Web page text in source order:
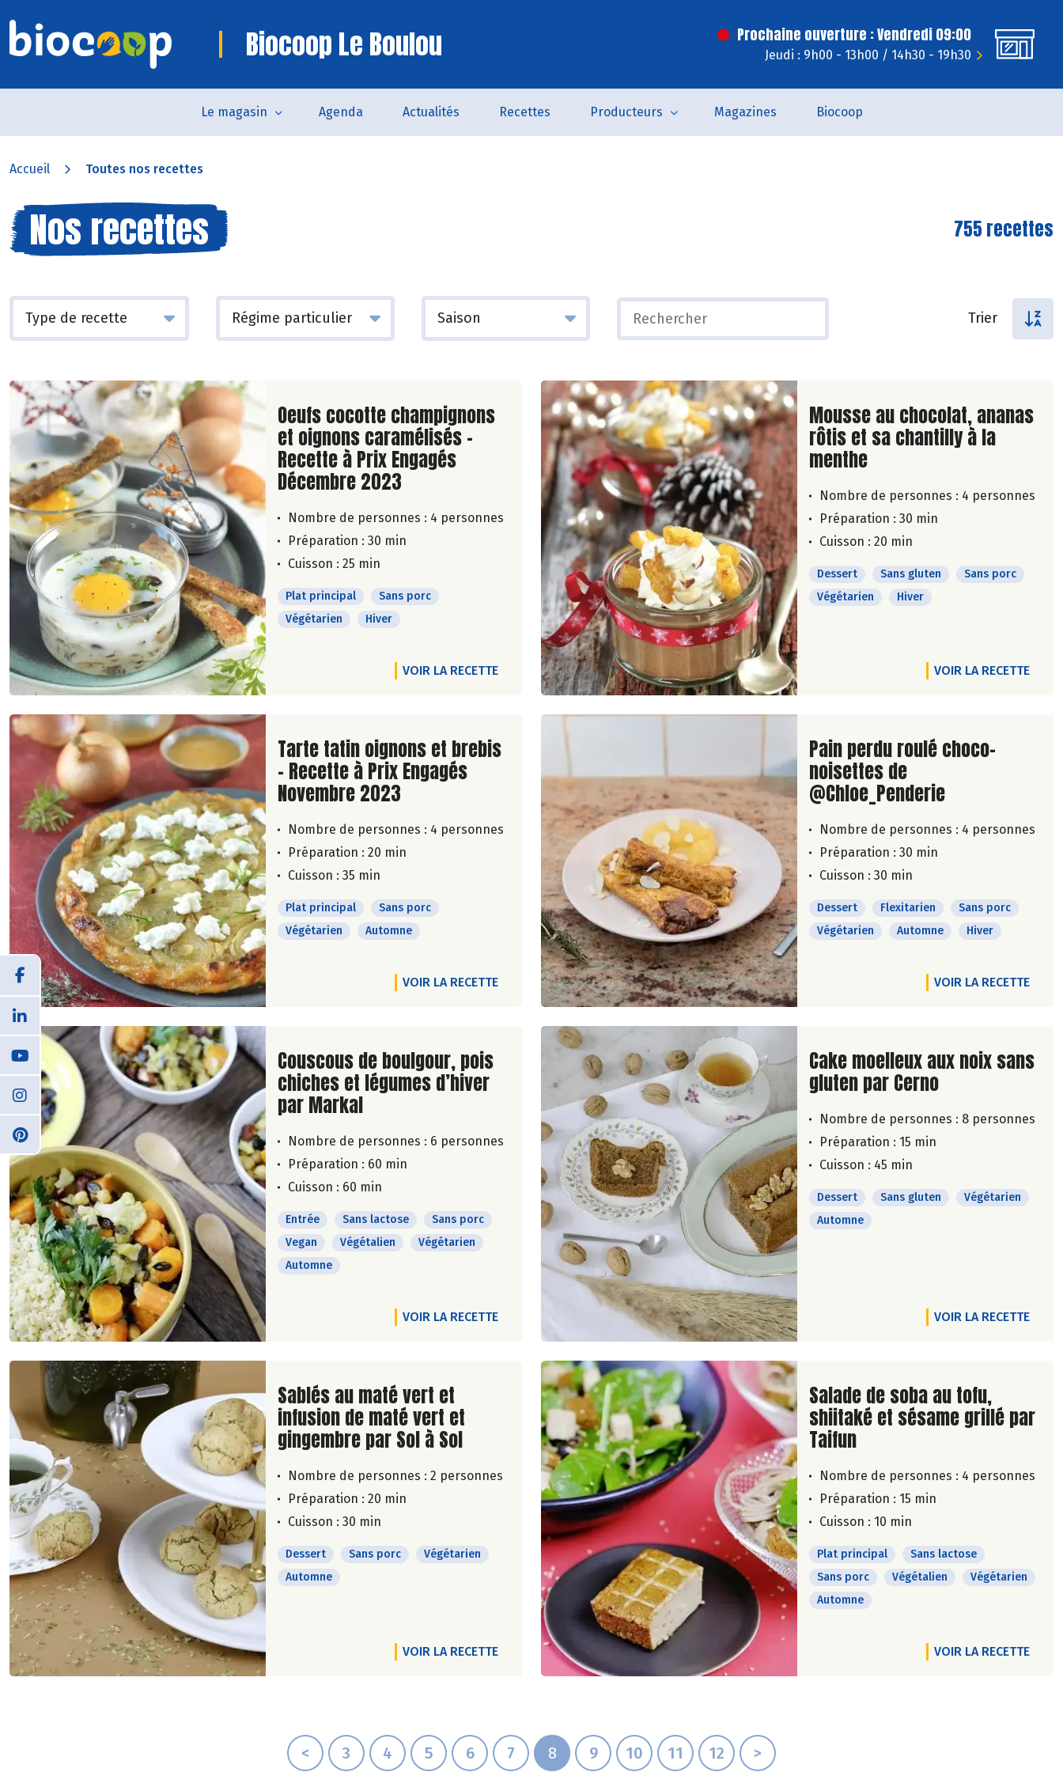
Biocoop Le Boulou Prochaine ouverture : Vendredi 09:00
Jeudi : 9h00 - 13h00 / 14h30 - 19h30
Le magasin Agenda Actualités Recettes Producteurs Magazines Biocoop
Accueil Toutes nos recettes
Nos recettes 755 recettes
Trier
Lire la suite de la recette
Oeufs cocotte champignons
et oignons caramélisés -
Recette à Prix Engagés
Décembre 2023
Nombre de personnes : 4 personnes
Préparation : 30 min
Cuisson : 25 min
Plat principal
Sans porc
Végétarien
Hiver
VOIR LA RECETTE
Lire la suite de la recette
Mousse au chocolat, ananas
rôtis et sa chantilly à la
menthe
Nombre de personnes : 4 personnes
Préparation : 30 min
Cuisson : 20 min
Dessert Sans gluten
Sans porc
Végétarien
Hiver
VOIR LA RECETTE
Lire la suite de la recette
Tarte tatin oignons et brebis
- Recette à Prix Engagés
Novembre 2023
Nombre de personnes : 4 personnes
Préparation : 20 min
Cuisson : 35 min
Plat principal
Sans porc
Végétarien
Automne
VOIR LA RECETTE
Lire la suite de la recette
Pain perdu roulé choco-
noisettes de
@Chloe_Penderie
Nombre de personnes : 4 personnes
Préparation : 30 min
Cuisson : 30 min
Dessert Flexitarien
Sans porc
Végétarien
Automne Hiver
VOIR LA RECETTE
Lire la suite de la recette
Couscous de boulgour, pois
chiches et légumes d’hiver
par Markal
Nombre de personnes : 6 personnes
Préparation : 60 min
Cuisson : 60 min
Entrée Sans lactose
Sans porc
Vegan
Végétalien
Végétarien
Automne
VOIR LA RECETTE
Lire la suite de la recette
Cake moelleux aux noix sans
gluten par Cerno
Nombre de personnes : 8 personnes
Préparation : 15 min
Cuisson : 45 min
Dessert Sans gluten
Végétarien
Automne
VOIR LA RECETTE
Lire la suite de la recette
Sablés au maté vert et
infusion de maté vert et
gingembre par Sol à Sol
Nombre de personnes : 2 personnes
Préparation : 20 min
Cuisson : 30 min
Dessert Sans porc
Végétarien
Automne
VOIR LA RECETTE
Lire la suite de la recette
Salade de soba au tofu,
shiitaké et sésame grillé par
Taifun
Nombre de personnes : 4 personnes
Préparation : 15 min
Cuisson : 10 min
Plat principal
Sans lactose
Sans porc
Végétalien
Végétarien
Automne
VOIR LA RECETTE
< 3 4 5 6 7 8 9 10 11 12 >